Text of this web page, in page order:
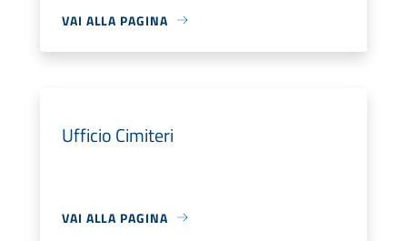
VAI ALLA PAGINA
Ufficio Cimiteri
VAI ALLA PAGINA